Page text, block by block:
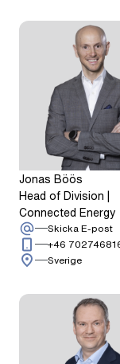
Jonas Böös
Head of Division |
Connected Energy
Skicka E-post:
+46
Sverige